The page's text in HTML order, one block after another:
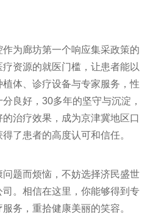
为廊坊第一个响应集采政策的
资源的就医门槛，让患者能以
体、诊疗设备与专家服务，性
良好，30多年的坚守与沉淀，
治疗效果，成为京津冀地区口
了患者的高度认可和信任。
题而烦恼，不妨选择济民盛世
。相信在这里，你能够得到专
务，重拾健康美丽的笑容。